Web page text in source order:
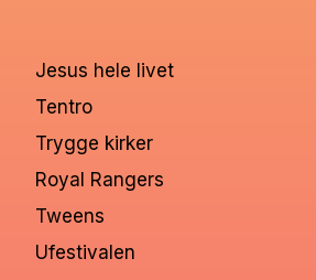
Jesus hele livet
Tentro
Trygge kirker
Royal Rangers
Tweens
Ufestivalen